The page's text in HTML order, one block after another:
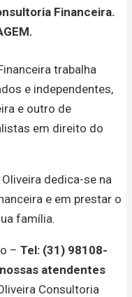
Financeira.
trabalha
e independentes,
e outro de
em direito do
dedica-se na
e em prestar o
família.
– Tel: (31) 98108-
atendentes
Consultoria